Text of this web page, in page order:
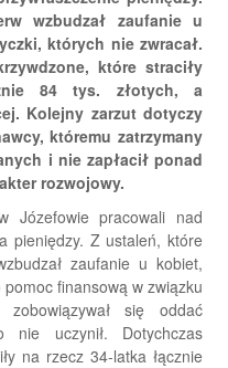
wzbudzał zaufanie u
których nie zwracał.
które straciły
84 tys. złotych, a
Kolejny zarzut dotyczy
któremu zatrzymany
i nie zapłacił ponad
rozwojowy.
Józefowie pracowali nad
pieniędzy. Z ustaleń, które
zaufanie u kobiet,
finansową w związku
się oddać
nie uczynił. Dotychczas
na rzecz 34-latka łącznie